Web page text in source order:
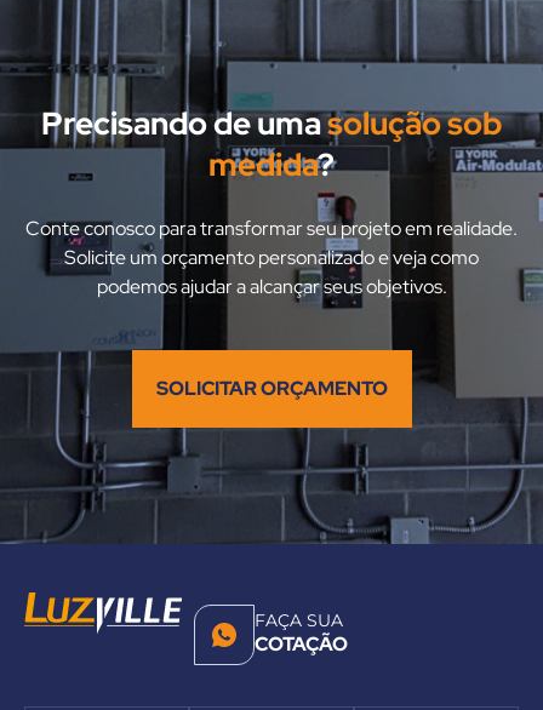
Precisando de umasolução sob
medida?
Conte conosco para transformar seu projeto em realidade.
Solicite um orçamento personalizado e veja como
podemos ajudar a alcançar seus objetivos.
SOLICITAR ORÇAMENTO
FAÇA SUA
COTAÇÃO